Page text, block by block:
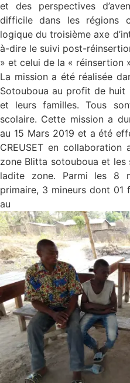
et des perspectives
difficile dans les régions
logique du troisième axe
à-dire le suivi post-
» et celui de la « réinsertion
La mission a été réalisée
Sotouboua au profit de
et leurs familles. Tous
scolaire. Cette mission a
au 15 Mars 2019 et a été
CREUSET en collaboration
zone Blitta sotouboua et les
ladite zone. Parmi les 8
primaire, 3 mineurs dont
au